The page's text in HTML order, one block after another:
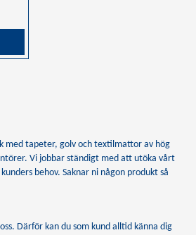
med tapeter, golv och textilmattor av hög
Vi jobbar ständigt med att utöka vårt
behov. Saknar ni någon produkt så
Därför kan du som kund alltid känna dig